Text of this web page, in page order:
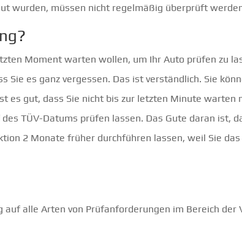
wurden, müssen nicht regelmäßig überprüft
Moment warten wollen, um Ihr Auto prüfen zu
es ganz vergessen. Das ist verständlich. Sie
es gut, dass Sie nicht bis zur letzten Minute warten
TÜV-Datums prüfen lassen. Das Gute daran ist,
2 Monate früher durchführen lassen, weil Sie
auf alle Arten von Prüfanforderungen im Bereich